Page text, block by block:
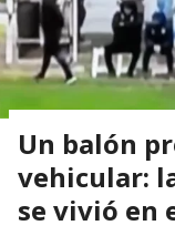
Un balón
vehicular:
se vivió en